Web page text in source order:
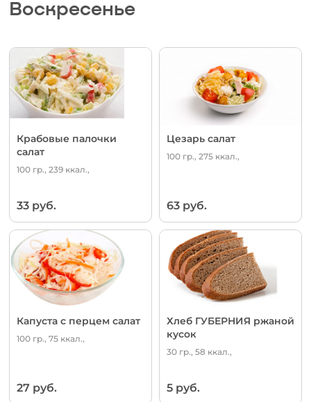
Воскресенье
Крабовые палочки
салат
100 гр., 239 ккал.,
33 руб.
Цезарь салат
100 гр., 275 ккал.,
63 руб.
Капуста с перцем салат
100 гр., 75 ккал.,
27 руб.
Хлеб ГУБЕРНИЯ ржаной
кусок
30 гр., 58 ккал.,
5 руб.